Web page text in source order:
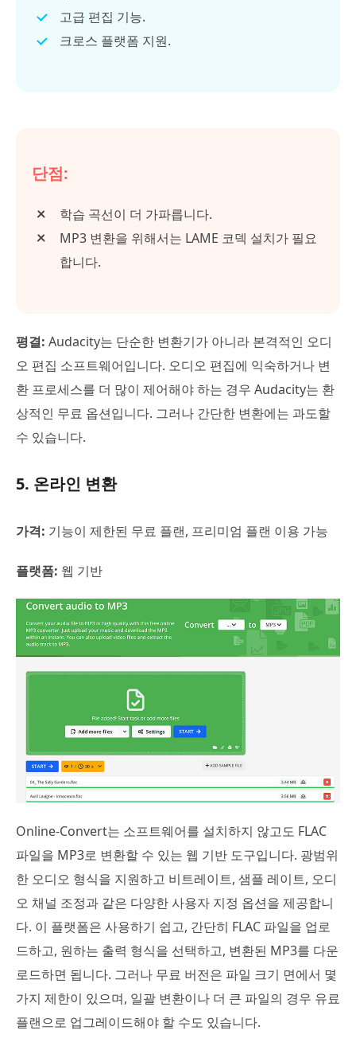
고급 편집 기능.
크로스 플랫폼 지원.
단점:
학습 곡선이 더 가파릅니다.
MP3 변환을 위해서는 LAME 코덱 설치가 필요
합니다.
평결: Audacity는 단순한 변환기가 아니라 본격적인 오디
오 편집 소프트웨어입니다. 오디오 편집에 익숙하거나 변
환 프로세스를 더 많이 제어해야 하는 경우 Audacity는 환
상적인 무료 옵션입니다. 그러나 간단한 변환에는 과도할
수 있습니다.
5. 온라인 변환
가격: 기능이 제한된 무료 플랜, 프리미엄 플랜 이용 가능
플랫폼: 웹 기반
Online-Convert는 소프트웨어를 설치하지 않고도 FLAC
파일을 MP3로 변환할 수 있는 웹 기반 도구입니다. 광범위
한 오디오 형식을 지원하고 비트레이트, 샘플 레이트, 오디
오 채널 조정과 같은 다양한 사용자 지정 옵션을 제공합니
다. 이 플랫폼은 사용하기 쉽고, 간단히 FLAC 파일을 업로
드하고, 원하는 출력 형식을 선택하고, 변환된 MP3를 다운
로드하면 됩니다. 그러나 무료 버전은 파일 크기 면에서 몇
가지 제한이 있으며, 일괄 변환이나 더 큰 파일의 경우 유료
플랜으로 업그레이드해야 할 수도 있습니다.